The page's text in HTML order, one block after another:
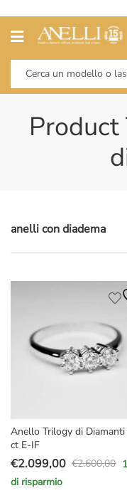
Product
anelli con diadema
Anello Trilogy di
ct E-IF
€2.600,00
Il
prezzo
€2.099,00
Il
prezzo
di risparmio